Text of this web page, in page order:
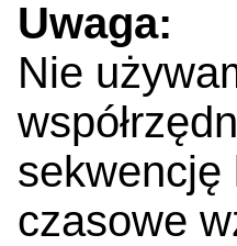
Uwaga:
Nie
sekwencję
czasowe